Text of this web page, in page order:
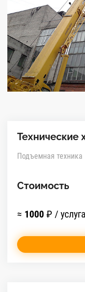
Технические
Подъемная техника
Стоимость
≈ 1000 ₽ / услуга